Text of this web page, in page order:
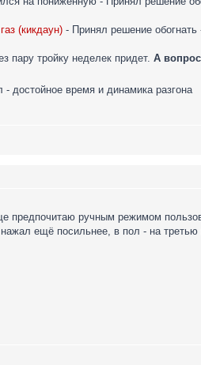
(кикдаун) - Принял решение обогнать
пару тройку неделек придет. А
- достойное время и динамика разгона
предпочитаю ручным режимом
ещё посильнее, в пол - на третью